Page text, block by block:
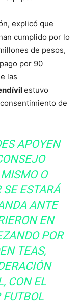
explicó que
cumplido por lo
de pesos,
por 90
las
estuvo
de
APOYEN
O
ESTARÁ
ANTE
EN
POR
TEAS,
CON EL
FUTBOL